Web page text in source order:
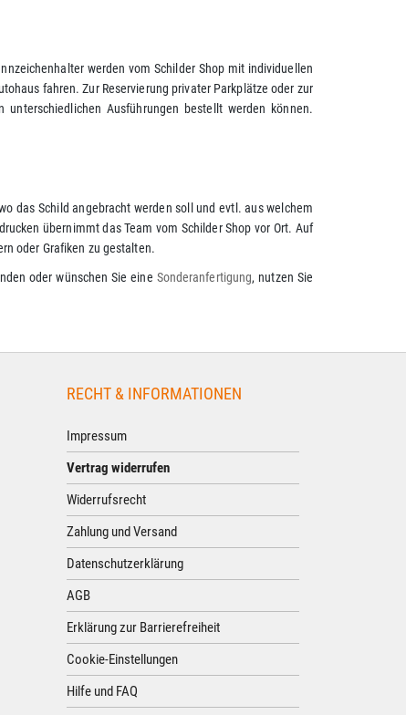
werden vom Schilder Shop mit individuellen
fahren. Zur Reservierung privater Parkplätze oder zur
Ausführungen bestellt werden können.
das Schild angebracht werden soll und evtl. aus welchem
übernimmt das Team vom Schilder Shop vor Ort. Auf
oder Grafiken zu gestalten.
oder wünschen Sie eine Sonderanfertigung, nutzen Sie
RECHT & INFORMATIONEN
Impressum
Vertrag widerrufen
Widerrufsrecht
Zahlung und Versand
Datenschutzerklärung
AGB
Erklärung zur Barrierefreiheit
Cookie-Einstellungen
Hilfe und FAQ